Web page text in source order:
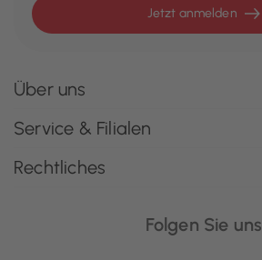
Jetzt anmelden
Über uns
Service & Filialen
Rechtliches
Folgen Sie uns